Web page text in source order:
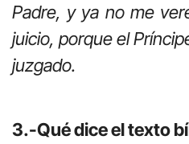
Padre, y ya no me
juicio, porque el
juzgado.
3.-Qué dice el texto